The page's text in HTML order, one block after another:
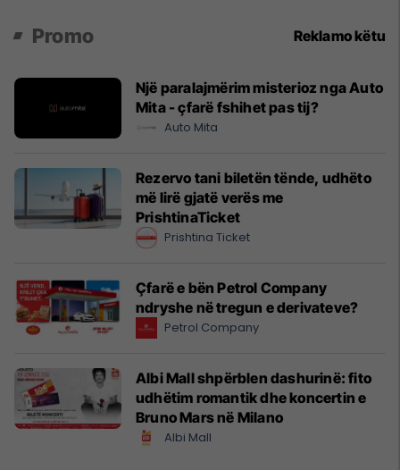
Promo Reklamo këtu
Një paralajmërim misterioz nga Auto
Mita - çfarë fshihet pas tij?
Auto Mita
Rezervo tani biletën tënde, udhëto
më lirë gjatë verës me
PrishtinaTicket
Prishtina Ticket
Çfarë e bën Petrol Company
ndryshe në tregun e derivateve?
Petrol Company
Albi Mall shpërblen dashurinë: fito
udhëtim romantik dhe koncertin e
Bruno Mars në Milano
Albi Mall